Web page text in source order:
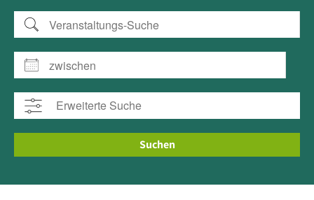
Veranstaltungs-Suche
zwischen
Suchen